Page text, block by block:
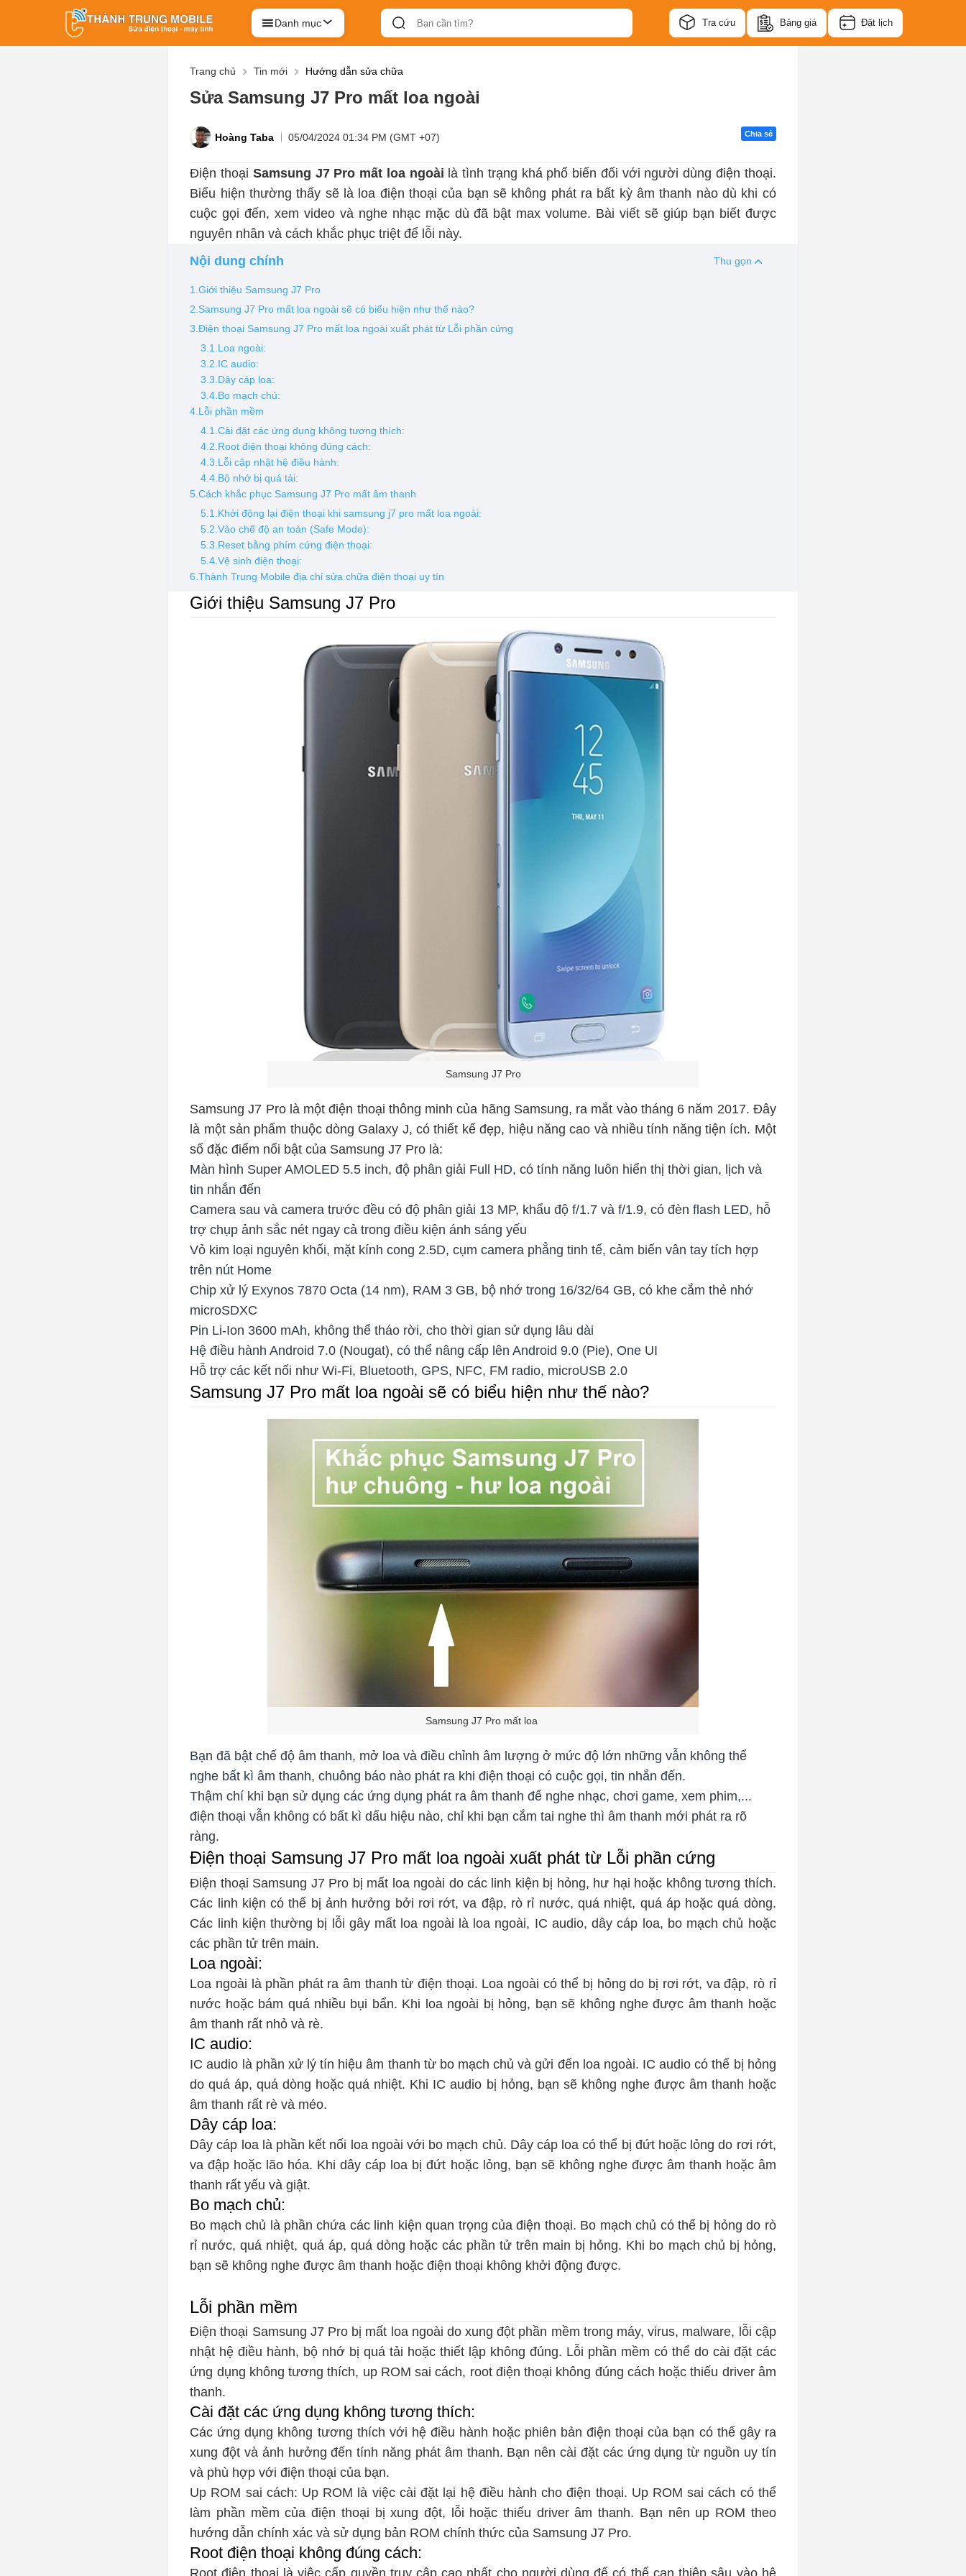
Danh mục Tra cứu Bảng giá Đặt lịch
Trang chủ Tin mới Hướng dẫn sửa chữa
Sửa Samsung J7 Pro mất loa ngoài
Hoàng Taba 05/04/2024 01:34 PM (GMT +07) Chia sẻ
Điện thoại Samsung J7 Pro mất loa ngoài là tình trạng khá phổ biến đối với người dùng điện thoại.
Biểu hiện thường thấy sẽ là loa điện thoại của bạn sẽ không phát ra bất kỳ âm thanh nào dù khi có
cuộc gọi đến, xem video và nghe nhạc mặc dù đã bật max volume. Bài viết sẽ giúp bạn biết được
nguyên nhân và cách khắc phục triệt để lỗi này.
Nội dung chính
Thu gọn
1.Giới thiệu Samsung J7 Pro
2.Samsung J7 Pro mất loa ngoài sẽ có biểu hiện như thế nào?
3.Điện thoại Samsung J7 Pro mất loa ngoài xuất phát từ Lỗi phần cứng
3.1.Loa ngoài:
3.2.IC audio:
3.3.Dây cáp loa:
3.4.Bo mạch chủ:
4.Lỗi phần mềm
4.1.Cài đặt các ứng dụng không tương thích:
4.2.Root điện thoại không đúng cách:
4.3.Lỗi cập nhật hệ điều hành:
4.4.Bộ nhớ bị quá tải:
5.Cách khắc phục Samsung J7 Pro mất âm thanh
5.1.Khởi động lại điện thoại khi samsung j7 pro mất loa ngoài:
5.2.Vào chế độ an toàn (Safe Mode):
5.3.Reset bằng phím cứng điện thoại:
5.4.Vệ sinh điện thoại:
6.Thành Trung Mobile địa chỉ sửa chữa điện thoại uy tín
Giới thiệu Samsung J7 Pro
Samsung J7 Pro
Samsung J7 Pro là một điện thoại thông minh của hãng Samsung, ra mắt vào tháng 6 năm 2017. Đây
là một sản phẩm thuộc dòng Galaxy J, có thiết kế đẹp, hiệu năng cao và nhiều tính năng tiện ích. Một
số đặc điểm nổi bật của Samsung J7 Pro là:
Màn hình Super AMOLED 5.5 inch, độ phân giải Full HD, có tính năng luôn hiển thị thời gian, lịch và
tin nhắn đến
Camera sau và camera trước đều có độ phân giải 13 MP, khẩu độ f/1.7 và f/1.9, có đèn flash LED, hỗ
trợ chụp ảnh sắc nét ngay cả trong điều kiện ánh sáng yếu
Vỏ kim loại nguyên khối, mặt kính cong 2.5D, cụm camera phẳng tinh tế, cảm biến vân tay tích hợp
trên nút Home
Chip xử lý Exynos 7870 Octa (14 nm), RAM 3 GB, bộ nhớ trong 16/32/64 GB, có khe cắm thẻ nhớ
microSDXC
Pin Li-Ion 3600 mAh, không thể tháo rời, cho thời gian sử dụng lâu dài
Hệ điều hành Android 7.0 (Nougat), có thể nâng cấp lên Android 9.0 (Pie), One UI
Hỗ trợ các kết nối như Wi-Fi, Bluetooth, GPS, NFC, FM radio, microUSB 2.0
Samsung J7 Pro mất loa ngoài sẽ có biểu hiện như thế nào?
Samsung J7 Pro mất loa
Bạn đã bật chế độ âm thanh, mở loa và điều chỉnh âm lượng ở mức độ lớn những vẫn không thể
nghe bất kì âm thanh, chuông báo nào phát ra khi điện thoại có cuộc gọi, tin nhắn đến.
Thậm chí khi bạn sử dụng các ứng dụng phát ra âm thanh để nghe nhạc, chơi game, xem phim,...
điện thoại vẫn không có bất kì dấu hiệu nào, chỉ khi bạn cắm tai nghe thì âm thanh mới phát ra rõ
ràng.
Điện thoại Samsung J7 Pro mất loa ngoài xuất phát từ Lỗi phần cứng
Điện thoại Samsung J7 Pro bị mất loa ngoài do các linh kiện bị hỏng, hư hại hoặc không tương thích.
Các linh kiện có thể bị ảnh hưởng bởi rơi rớt, va đập, rò rỉ nước, quá nhiệt, quá áp hoặc quá dòng.
Các linh kiện thường bị lỗi gây mất loa ngoài là loa ngoài, IC audio, dây cáp loa, bo mạch chủ hoặc
các phần tử trên main.
Loa ngoài:
Loa ngoài là phần phát ra âm thanh từ điện thoại. Loa ngoài có thể bị hỏng do bị rơi rớt, va đập, rò rỉ
nước hoặc bám quá nhiều bụi bẩn. Khi loa ngoài bị hỏng, bạn sẽ không nghe được âm thanh hoặc
âm thanh rất nhỏ và rè.
IC audio:
IC audio là phần xử lý tín hiệu âm thanh từ bo mạch chủ và gửi đến loa ngoài. IC audio có thể bị hỏng
do quá áp, quá dòng hoặc quá nhiệt. Khi IC audio bị hỏng, bạn sẽ không nghe được âm thanh hoặc
âm thanh rất rè và méo.
Dây cáp loa:
Dây cáp loa là phần kết nối loa ngoài với bo mạch chủ. Dây cáp loa có thể bị đứt hoặc lỏng do rơi rớt,
va đập hoặc lão hóa. Khi dây cáp loa bị đứt hoặc lỏng, bạn sẽ không nghe được âm thanh hoặc âm
thanh rất yếu và giật.
Bo mạch chủ:
Bo mạch chủ là phần chứa các linh kiện quan trọng của điện thoại. Bo mạch chủ có thể bị hỏng do rò
rỉ nước, quá nhiệt, quá áp, quá dòng hoặc các phần tử trên main bị hỏng. Khi bo mạch chủ bị hỏng,
bạn sẽ không nghe được âm thanh hoặc điện thoại không khởi động được.
Lỗi phần mềm
Điện thoại Samsung J7 Pro bị mất loa ngoài do xung đột phần mềm trong máy, virus, malware, lỗi cập
nhật hệ điều hành, bộ nhớ bị quá tải hoặc thiết lập không đúng. Lỗi phần mềm có thể do cài đặt các
ứng dụng không tương thích, up ROM sai cách, root điện thoại không đúng cách hoặc thiếu driver âm
thanh.
Cài đặt các ứng dụng không tương thích:
Các ứng dụng không tương thích với hệ điều hành hoặc phiên bản điện thoại của bạn có thể gây ra
xung đột và ảnh hưởng đến tính năng phát âm thanh. Bạn nên cài đặt các ứng dụng từ nguồn uy tín
và phù hợp với điện thoại của bạn.
Up ROM sai cách: Up ROM là việc cài đặt lại hệ điều hành cho điện thoại. Up ROM sai cách có thể
làm phần mềm của điện thoại bị xung đột, lỗi hoặc thiếu driver âm thanh. Bạn nên up ROM theo
hướng dẫn chính xác và sử dụng bản ROM chính thức của Samsung J7 Pro.
Root điện thoại không đúng cách: